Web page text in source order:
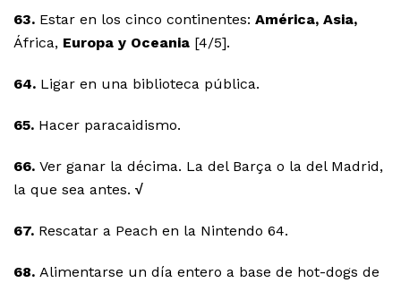
63. Estar en los cinco continentes: América, Asia,
África, Europa y Oceania [4/5].
64. Ligar en una biblioteca pública.
65. Hacer paracaidismo.
66. Ver ganar la décima. La del Barça o la del Madrid,
la que sea antes. √
67. Rescatar a Peach en la Nintendo 64.
68. Alimentarse un día entero a base de hot-dogs de